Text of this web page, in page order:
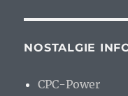
NOSTALGIE
CPC-Power